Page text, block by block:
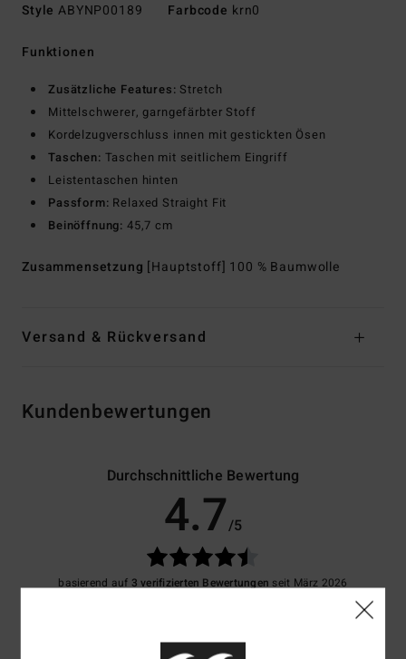
Style ABYNP00189 Farbcode krn0
Funktionen
Zusätzliche Features: Stretch
Mittelschwerer, garngefärbter Stoff
Kordelzugverschluss innen mit gestickten Ösen
Taschen: Taschen mit seitlichem Eingriff
Leistentaschen hinten
Passform: Relaxed Straight Fit
Beinöffnung: 45,7 cm
Zusammensetzung [Hauptstoff] 100 % Baumwolle
Versand & Rückversand
Kundenbewertungen
Durchschnittliche Bewertung
4.7/5
basierend auf 3 verifizierten Bewertungen seit März 2026
Preis-Leistungs-Verhältnis